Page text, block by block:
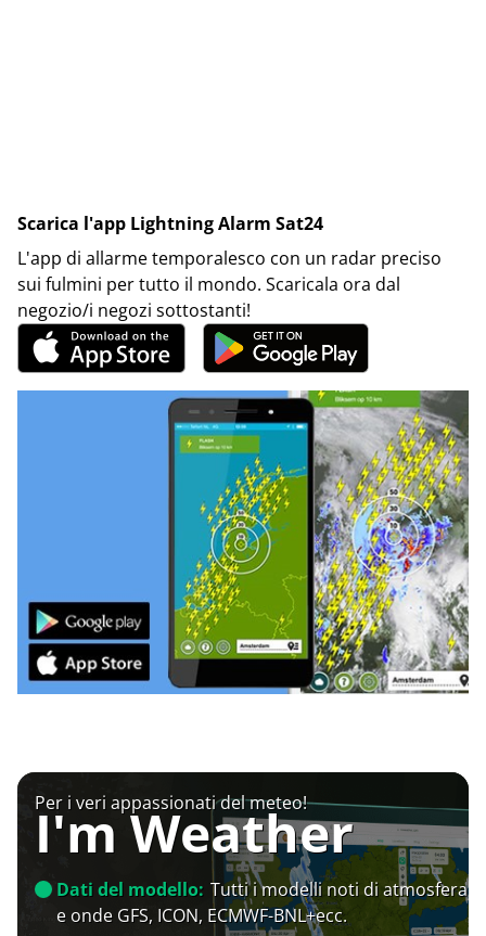
Scarica l'app Lightning Alarm Sat24
L'app di allarme temporalesco con un radar preciso
sui fulmini per tutto il mondo. Scaricala ora dal
negozio/i negozi sottostanti!
Per i veri appassionati del meteo!
I'm Weather
Dati del modello: Tutti i modelli noti di atmosfera
e onde GFS, ICON, ECMWF-BNL+ecc.